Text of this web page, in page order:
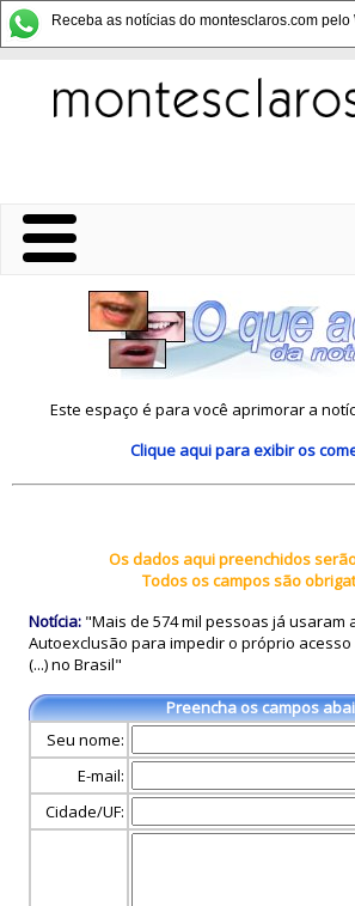
Receba as notícias do montesclaros.com pelo
Este espaço é para você aprimorar a
Clique aquipara exibir os
Os dados aqui preenchidos
Todos os campos são
Notícia: "Mais de 574 mil pessoas já usaram
Autoexclusão para impedir o próprio
(...) no Brasil"
Preencha os campos
Seu nome:
E-mail:
Cidade/UF: